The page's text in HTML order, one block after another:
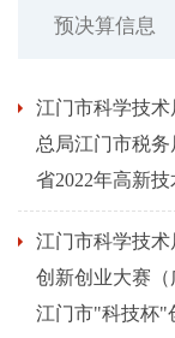
预决算信息
江门市科学技
总局江门市税
省2022年高新
江门市科学技
创新创业大赛（
江门市"科技杯"